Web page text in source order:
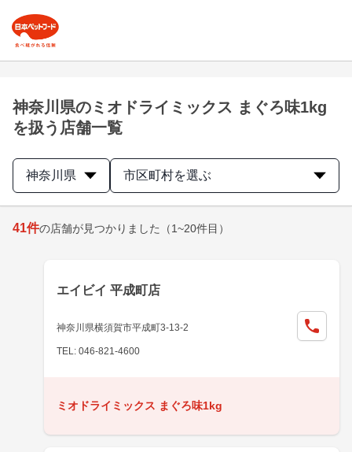
神奈川県のミオドライミックス まぐろ味1kg
を扱う店舗一覧
神奈川県 市区町村を選ぶ
41件の店舗が見つかりました （1~20件目）
エイビイ 平成町店
神奈川県横須賀市平成町3-13-2
TEL: 046-821-4600
ミオドライミックス まぐろ味1kg